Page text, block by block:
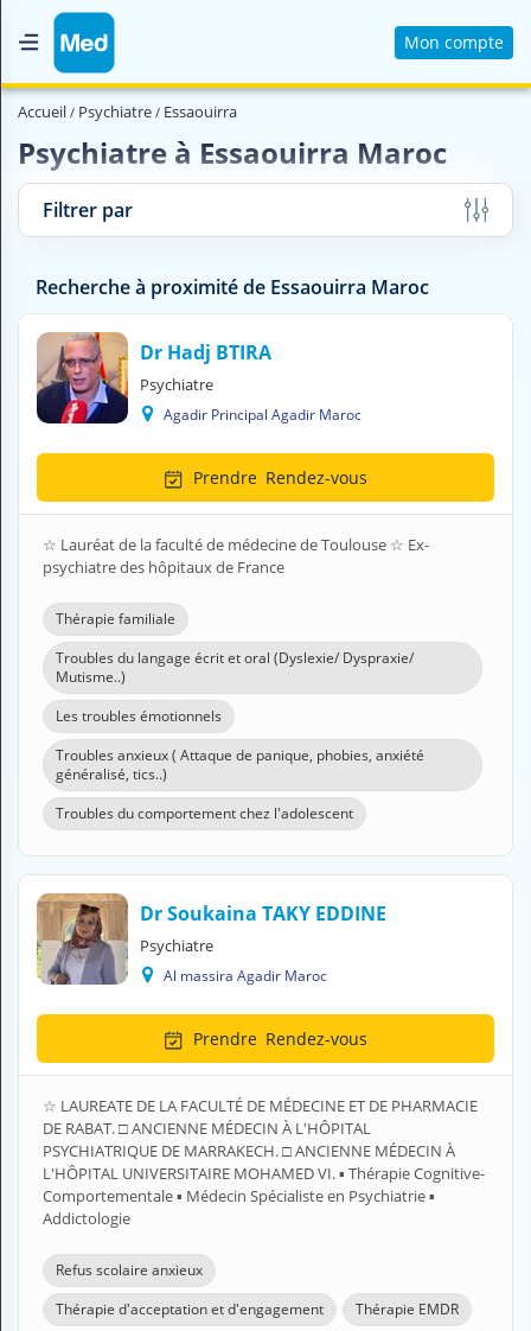
Mon compte
Accueil
Magazine Médical
Nous contacter
Professionnel de santé
Pharmacie
Médicament
Questions médicales
Laboratoire
Vétérinaire
N
FR Français
Se connecter
Accueil Psychiatre Essaouirra
Psychiatre à Essaouirra Maroc
Filtrer par
Recherche à proximité de Essaouirra Maroc
Dr Hadj BTIRA
Psychiatre
Agadir Principal Agadir Maroc
Prendre Rendez-vous
☆ Lauréat de la faculté de médecine de Toulouse ☆ Ex-
psychiatre des hôpitaux de France
Thérapie familiale
Troubles du langage écrit et oral (Dyslexie/ Dyspraxie/
Mutisme..)
Les troubles émotionnels
Troubles anxieux ( Attaque de panique, phobies, anxiété
généralisé, tics..)
Troubles du comportement chez l'adolescent
Dr Soukaina TAKY EDDINE
Psychiatre
Al massira Agadir Maroc
Prendre Rendez-vous
☆ LAUREATE DE LA FACULTÉ DE MÉDECINE ET DE PHARMACIE
DE RABAT. □ ANCIENNE MÉDECIN À L'HÔPITAL
PSYCHIATRIQUE DE MARRAKECH. □ ANCIENNE MÉDECIN À
L'HÔPITAL UNIVERSITAIRE MOHAMED VI. ▪︎ Thérapie Cognitive-
Comportementale ▪︎ Médecin Spécialiste en Psychiatrie ▪︎
Addictologie
Refus scolaire anxieux
Thérapie d'acceptation et d'engagement
Thérapie EMDR